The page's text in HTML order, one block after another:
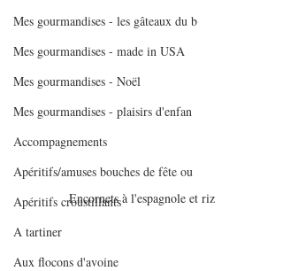
Mes gourmandises - les gâteaux du b
Mes gourmandises - made in USA
Mes gourmandises - Noël
Mes gourmandises - plaisirs d'enfan
Accompagnements
Apéritifs/amuses bouches de fête ou
Apéritifs croustillants
A tartiner
Aux flocons d'avoine
Encornets à l'espagnole et riz